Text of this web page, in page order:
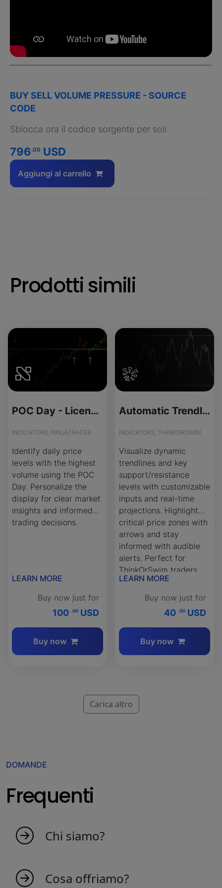
BUY SELL VOLUME PRESSURE - SOURCE
CODE
Sblocca ora il codice sorgente per soli
796.00 USD
Aggiungi al carrello
Prodotti simili
POC Day - License Version
INDICATORS, NINJATRADER
Identify daily price
levels with the highest
volume using the POC
Day. Personalize the
display for clear market
insights and informed
trading decisions.
LEARN MORE
Buy now just for
100 .00 USD
Buy now
Automatic Trendlines Indicator for ThinkOrSwim
INDICATORS, THINKORSWIM
Visualize dynamic
trendlines and key
support/resistance
levels with customizable
inputs and real-time
projections. Highlight
critical price zones with
arrows and stay
informed with audible
alerts. Perfect for
ThinkOrSwim traders
aiming to identify
opportunities and
manage risk effectively.
LEARN MORE
Buy now just for
40 .00 USD
Buy now
Carica altro
DOMANDE
Frequenti
Chi siamo?
una squadra giovane, questo crea indicatori
Cosa offriamo?